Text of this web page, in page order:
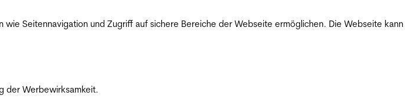
Seitennavigation und Zugriff auf sichere Bereiche der Webseite ermöglichen. Die Webseite kann
der Werbewirksamkeit.